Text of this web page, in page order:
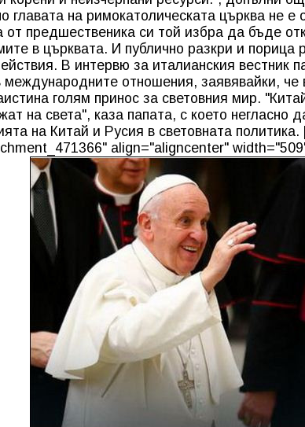
главата на римокатолическата църква не е
от предшественика си той избра да бъде
в църквата. И публично разкри и порица
В интервю за италианския вестник
международните отношения, заявявайки,
голям принос за световния мир.
на света", каза папата, с което негласно
на Китай и Русия в световната политика.
align="aligncenter"